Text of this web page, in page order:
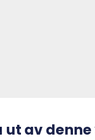
ut av